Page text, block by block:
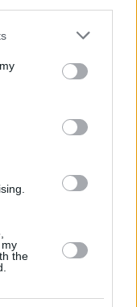
the
17 presso
a senso unico
euro.